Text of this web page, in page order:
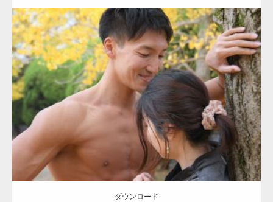
Update: 2021.07.8
Category:公園のマッチョ その他 AKIHITO(細マッチョ) 大胸筋 肩 腹
筋
ダウンロード
ダウンロード
【YouTube】マッチョフリー素材メンバーが
ギネス世界記録…